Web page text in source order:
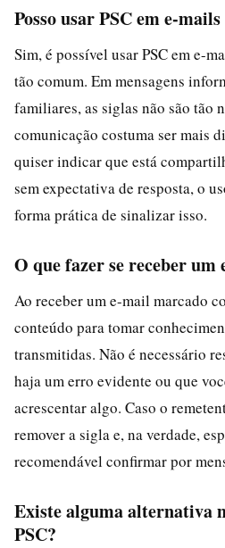
Posso usar PSC em e-mails
Sim, é possível usar PSC em e-
tão comum. Em mensagens
familiares, as siglas não são tão
comunicação costuma ser mais
quiser indicar que está
sem expectativa de resposta, o
forma prática de sinalizar isso.
O que fazer se receber um
Ao receber um e-mail marcado
conteúdo para tomar
transmitidas. Não é necessário
haja um erro evidente ou que
acrescentar algo. Caso o
remover a sigla e, na verdade,
recomendável confirmar por
Existe alguma alternativa
PSC?